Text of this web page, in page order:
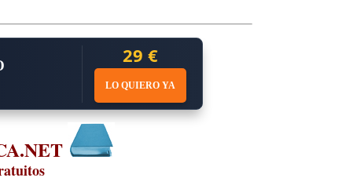
29 €
LO QUIERO YA